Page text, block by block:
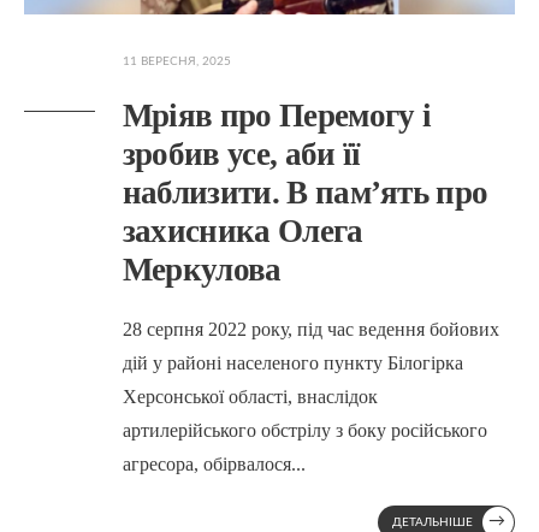
11 ВЕРЕСНЯ, 2025
Мріяв про Перемогу і
зробив усе, аби її
наблизити. В пам’ять про
захисника Олега
Меркулова
28 серпня 2022 року, під час ведення бойових
дій у районі населеного пункту Білогірка
Херсонської області, внаслідок
артилерійського обстрілу з боку російського
агресора, обірвалося...
ДЕТАЛЬНІШЕ →